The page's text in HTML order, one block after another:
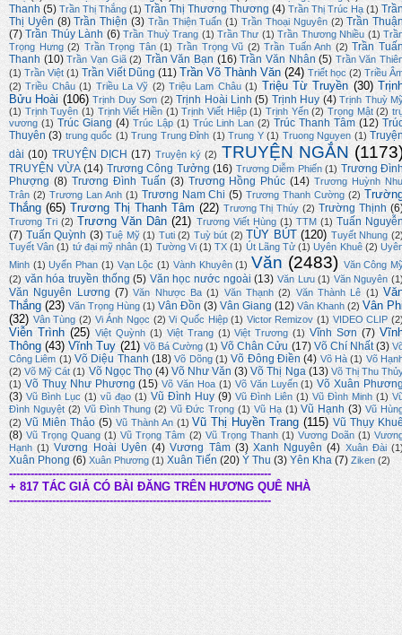
Thanh (5) Trần Thị Thắng (1) Trần Thị Thương Thương (4) Trần Thị Trúc Hạ (1)
Thị Uyên (8) Trần Thiện (3) Trần Thiện Tuấn (1) Trần Thoại Nguyên (2) Trần
(7) Trần Thúy Lành (6) Trần Thuỳ Trang (1) Trần Thư (1) Trần Thương Nhiều (1)
Trọng Hưng (2) Trần Trọng Tân (1) Trần Trọng Vũ (2) Trần Tuấn Anh (2) Trần
Thanh (10) Trần Vạn Giã (2) Trần Văn Bạn (16) Trần Văn Nhân (5) Trần Văn
(1) Trần Việt (1) Trần Viết Dũng (11) Trần Võ Thành Văn (24) Triết học (2) Triều
(2) Triều Châu (1) Triều La Vỹ (2) Triệu Lam Châu (1) Triệu Từ Truyền (30)
Bửu Hoài (106) Trịnh Duy Sơn (2) Trịnh Hoài Linh (5) Trịnh Huy (4) Trịnh Thuỳ
(1) Trịnh Tuyên (1) Trịnh Viết Hiền (1) Trịnh Viết Hiệp (1) Trịnh Yến (2) Trọng Mật (2)
vương (1) Trúc Giang (4) Trúc Lập (1) Trúc Linh Lan (2) Trúc Thanh Tâm (12)
Thuyên (3) trung quốc (1) Trung Trung Đỉnh (1) Trung Y (1) Truong Nguyen (1)
dài (10) TRUYỆN DỊCH (17) Truyện ký (2) TRUYỆN NGẮN
TRUYỆN VỪA (14) Trương Công Tưởng (16) Trương Diễm Phiến (1) Trương
Phượng (8) Trương Đình Tuấn (3) Trương Hồng Phúc (14) Trương Huỳnh
Trân (2) Trương Lan Anh (1) Trương Nam Chi (5) Trương Thanh Cường (2)
Thắng (65) Trương Thị Thanh Tâm (22) Trương Thị Thúy (2) Trường Thịnh
Trương Tri (2) Trương Văn Dân (21) Trương Viết Hùng (1) TTM (1) Tuấn
(7) Tuấn Quỳnh (3) Tuệ Mỹ (1) Tuti (2) Tuỳ bút (2) TÙY BÚT (120) Tuyết Nhung
Tuyết Vân (1) tứ đại mỹ nhân (1) Tường Vi (1) TX (1) Út Lãng Tử (1) Uyên Khuê (2)
Minh (1) Uyển Phan (1) Vạn Lộc (1) Vành Khuyên (1) Văn (2483) Văn Công
(2) văn hóa truyền thống (5) Văn học nước ngoài (13) Văn Lưu (1) Văn Nguyên
Văn Nguyên Lương (7) Văn Nhược Ba (1) Văn Thạnh (2) Văn Thành Lê (1)
Thắng (23) Văn Trọng Hùng (1) Vân Đồn (3) Vân Giang (12) Vân Khanh (2) Vân
(32) Vân Tùng (2) Vi Ánh Ngọc (2) Vi Quốc Hiệp (1) Victor Remizov (1) VIDEO CLIP
Viễn Trình (25) Việt Quỳnh (1) Việt Trang (1) Việt Trương (1) Vĩnh Sơn (7)
Thông (43) Vĩnh Tuy (21) Võ Bá Cường (1) Võ Chân Cửu (17) Võ Chí Nhất (3)
Công Liêm (1) Võ Diệu Thanh (18) Võ Dõng (1) Võ Đông Điền (4) Võ Hà (1) Võ
(2) Võ Mỹ Cát (1) Võ Ngọc Thọ (4) Võ Như Văn (3) Võ Thị Nga (13) Võ Thị Thu
(1) Võ Thuỵ Như Phương (15) Võ Văn Hoa (1) Võ Văn Luyến (1) Võ Xuân
(3) Vũ Bình Lục (1) vũ đạo (1) Vũ Đình Huy (9) Vũ Đình Liên (1) Vũ Đình Minh (1)
Đình Nguyệt (2) Vũ Đình Thung (2) Vũ Đức Trọng (1) Vũ Hạ (1) Vũ Hạnh (3) Vũ
(2) Vũ Miên Thảo (5) Vũ Thành An (1) Vũ Thị Huyền Trang (115) Vũ Thụy
(8) Vũ Trọng Quang (1) Vũ Trọng Tâm (2) Vũ Trọng Thanh (1) Vương Doãn (1)
Hạnh (1) Vương Hoài Uyên (4) Vương Tâm (3) Xanh Nguyên (4) Xuân Đài
Xuân Phong (6) Xuân Phương (1) Xuân Tiến (20) Ý Thu (3) Yên Kha (7) Ziken (2)
-------------------------------------------------------------------------
+ 817 TÁC GIẢ CÓ BÀI ĐĂNG TRÊN HƯƠNG QUÊ NHÀ
-------------------------------------------------------------------------